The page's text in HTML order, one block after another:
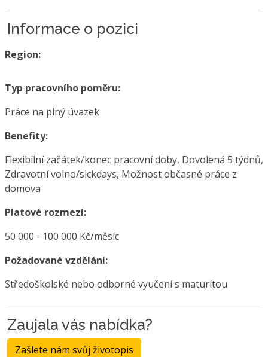
Informace o pozici
Region:
Typ pracovního poměru:
Práce na plný úvazek
Benefity:
Flexibilní začátek/konec pracovní doby, Dovolená 5 týdnů,
Zdravotní volno/sickdays, Možnost občasné práce z
domova
Platové rozmezí:
50 000 - 100 000 Kč/měsíc
Požadované vzdělání:
Středoškolské nebo odborné vyučení s maturitou
Zaujala vás nabídka?
Zašlete nám svůj životopis